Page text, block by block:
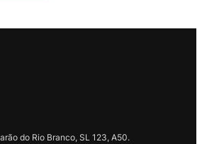
do Rio Branco, SL 123, A50.